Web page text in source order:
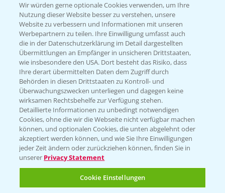
Hilfe in Notfällen
T.+49 (0)214/30-20220
Folgen Sie uns
Wir würden gerne optionale Cookies verwenden, um Ihre
Nutzung dieser Website besser zu verstehen, unsere
Website zu verbessern und Informationen mit unseren
Werbepartnern zu teilen. Ihre Einwilligung umfasst auch
die in der Datenschutzerklärung im Detail dargestellten
Übermittlungen an Empfänger in unsicheren Drittstaaten,
wie insbesondere den USA. Dort besteht das Risiko, dass
Ihre derart übermittelten Daten dem Zugriff durch
Behörden in diesen Drittstaaten zu Kontroll- und
Überwachungszwecken unterliegen und dagegen keine
wirksamen Rechtsbehelfe zur Verfügung stehen.
Detaillierte Informationen zu unbedingt notwendigen
Cookies, ohne die wir die Webseite nicht verfügbar machen
können, und optionalen Cookies, die unten abgelehnt oder
akzeptiert werden können, und wie Sie Ihre Einwilligungen
jeder Zeit ändern oder zurückziehen können, finden Sie in
unserer Privacy Statement
Cookie Einstellungen